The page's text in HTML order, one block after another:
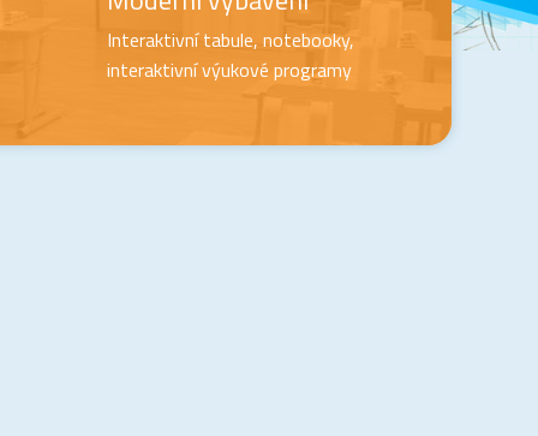
Interaktivní tabule, notebooky,
interaktivní výukové programy